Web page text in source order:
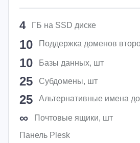
4 ГБ на SSD диске
10 Поддержка доменов
10 Базы данных, шт
25 Субдомены, шт
25 Альтернативные имена
∞
Почтовые ящики, шт
Панель Plesk